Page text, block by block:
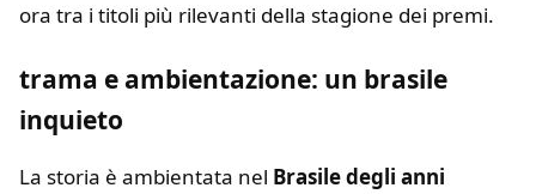
ora tra i titoli più rilevanti della stagione dei premi.
trama e ambientazione: un brasile
inquieto
La storia è ambientata nel Brasile degli anni